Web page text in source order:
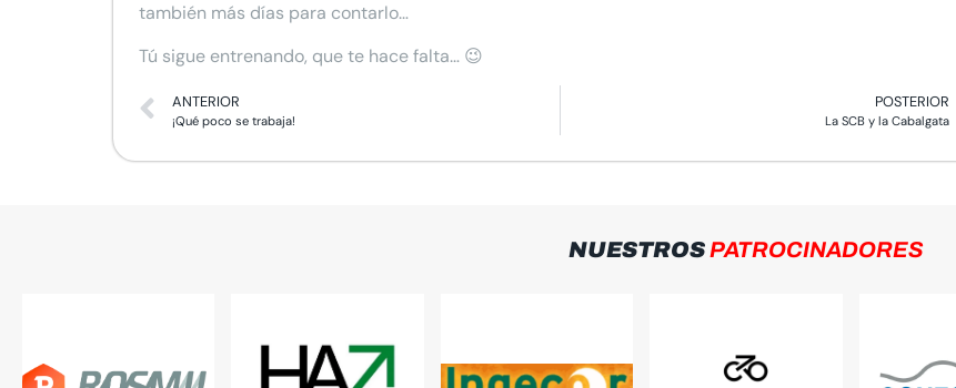
también más días para contarlo…
Tú sigue entrenando, que te hace falta… 😉
ANTERIOR
¡Qué poco se trabaja!
POSTERIOR
La SCB y la Cabalgata
NUESTROSPATROCINADORES